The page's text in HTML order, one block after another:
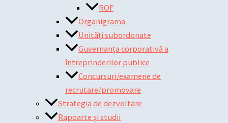
ROF
Organigrama
Unități subordonate
Guvernanța corporativă a
întreprinderilor publice
Concursuri/examene de
recrutare/promovare
Strategia de dezvoltare
Rapoarte și studii